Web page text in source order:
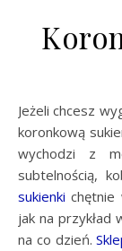
Jeżeli chcesz wyglądać subtelnie i romantycznie, postaw na
koronkową
wychodzi z
subtelnością,
sukienki chętnie
jak na przykład
na co dzień.